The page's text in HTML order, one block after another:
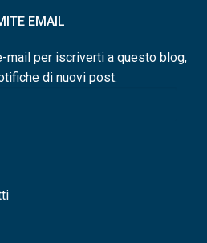
EMAIL
mail per iscriverti a questo blog,
di nuovi post.